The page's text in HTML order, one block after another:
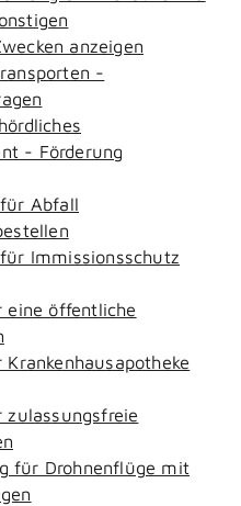
anzeigen
-
- Förderung
Abfall
Immissionsschutz
eine öffentliche
für Drohnenflüge mit